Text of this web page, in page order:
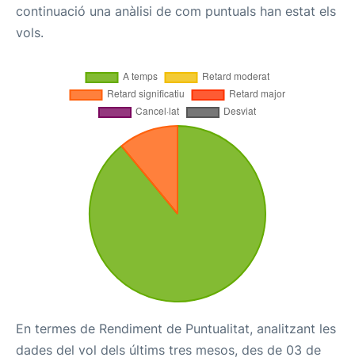
continuació una anàlisi de com puntuals han estat els
vols.
En termes de Rendiment de Puntualitat, analitzant les
dades del vol dels últims tres mesos, des de 03 de